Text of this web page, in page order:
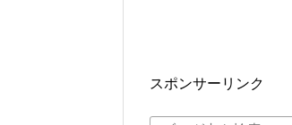
スポンサーリンク